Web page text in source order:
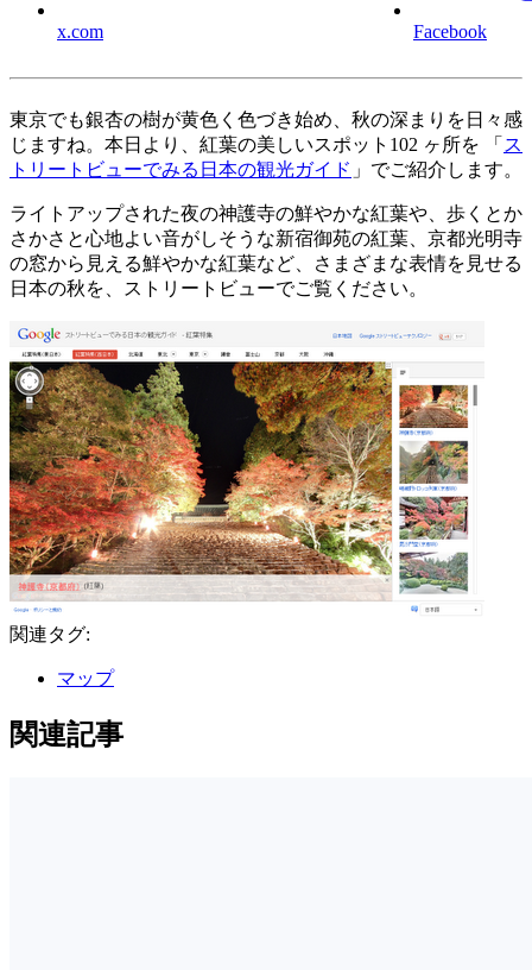
x.com Facebook
東京でも銀杏の樹が黄色く色づき始め、秋の深まりを日々感
じますね。本日より、紅葉の美しいスポット102 ヶ所を 「 ス
トリートビューでみる日本の観光ガイド 」でご紹介します。
ライトアップされた夜の神護寺の鮮やかな紅葉や、歩くとか
さかさと心地よい音がしそうな新宿御苑の紅葉、京都光明寺
の窓から見える鮮やかな紅葉など、さまざまな表情を見せる
日本の秋を、ストリートビューでご覧ください。
関連タグ:
マップ
関連記事